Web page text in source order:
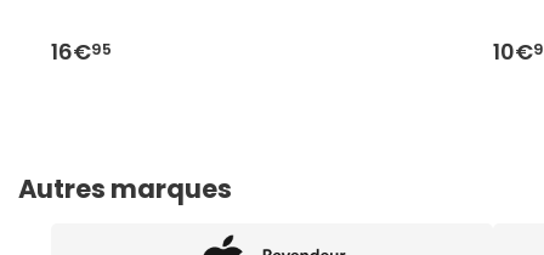
16€95 10€
Autres marques